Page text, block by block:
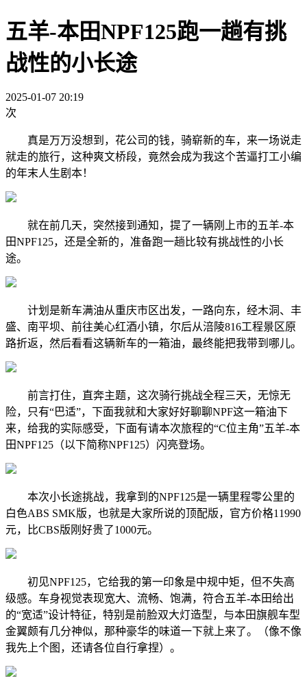
五羊-本田NPF125跑一趟有挑
战性的小长途
2025-01-07 20:19
次
真是万万没想到，花公司的钱，骑崭新的车，来一场说走
就走的旅行，这种爽文桥段，竟然会成为我这个苦逼打工小编
的年末人生剧本！
就在前几天，突然接到通知，提了一辆刚上市的五羊-本
田NPF125，还是全新的，准备跑一趟比较有挑战性的小长
途。
计划是新车满油从重庆市区出发，一路向东，经木洞、丰
盛、南平坝、前往美心红酒小镇，尔后从涪陵816工程景区原
路折返，然后看看这辆新车的一箱油，最终能把我带到哪儿。
前言打住，直奔主题，这次骑行挑战全程三天，无惊无
险，只有“巴适”，下面我就和大家好好聊聊NPF这一箱油下
来，给我的实际感受，下面有请本次旅程的“C位主角”五羊-本
田NPF125（以下简称NPF125）闪亮登场。
本次小长途挑战，我拿到的NPF125是一辆里程零公里的
白色ABS SMK版，也就是大家所说的顶配版，官方价格11990
元，比CBS版刚好贵了1000元。
初见NPF125，它给我的第一印象是中规中矩，但不失高
级感。车身视觉表现宽大、流畅、饱满，符合五羊-本田给出
的“宽适”设计特征，特别是前脸双大灯造型，与本田旗舰车型
金翼颇有几分神似，那种豪华的味道一下就上来了。（像不像
我先上个图，还请各位自行拿捏）。